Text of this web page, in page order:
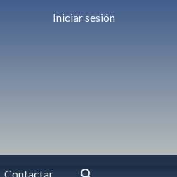
Iniciar sesión
Contactar